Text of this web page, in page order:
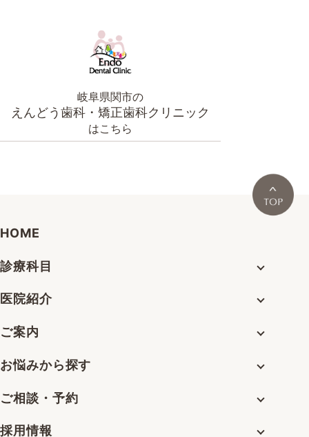
岐阜県関市の
えんどう歯科・矯正歯科クリニック
はこちら
HOME
診療科目
医院紹介
ご案内
お悩みから探す
ご相談・予約
採用情報